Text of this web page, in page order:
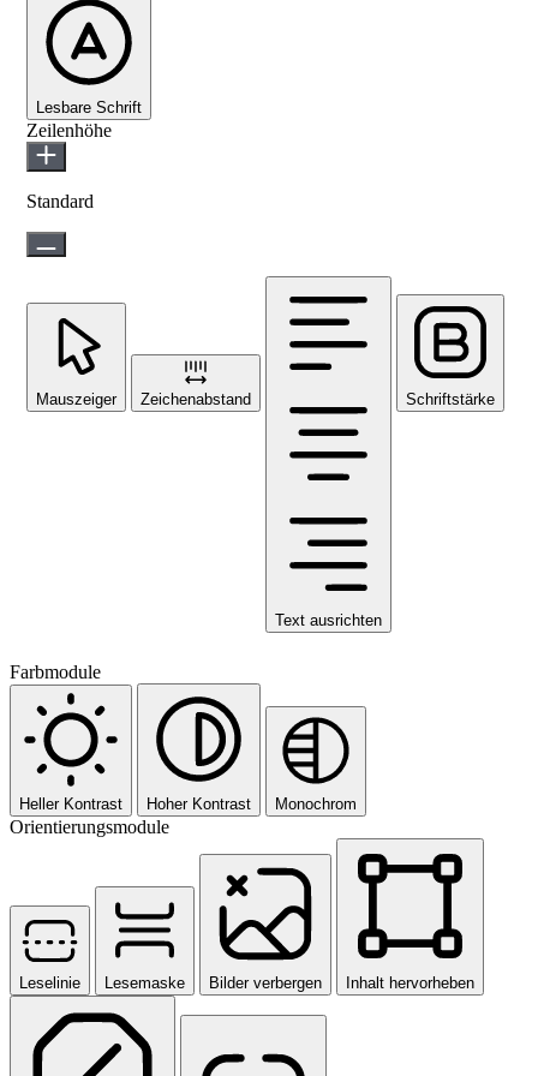
Lesbare Schrift
Zeilenhöhe
Standard
Mauszeiger Zeichenabstand
Text ausrichten
Schriftstärke
Farbmodule
Heller Kontrast Hoher Kontrast Monochrom
Orientierungsmodule
Leselinie Lesemaske Bilder verbergen Inhalt hervorheben